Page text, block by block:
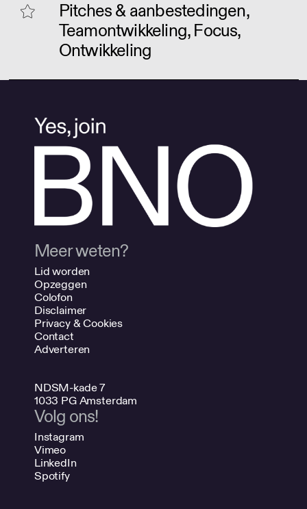
Pitches & aanbestedingen,
Teamontwikkeling, Focus,
Ontwikkeling
Meer weten?
Lid worden
Opzeggen
Colofon
Disclaimer
Privacy & Cookies
Contact
Adverteren
NDSM-kade 7
1033 PG Amsterdam
Volg ons!
Instagram
Vimeo
LinkedIn
Spotify